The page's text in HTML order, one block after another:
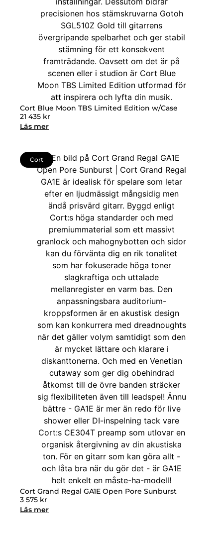
Cort Blue Moon TBS Limited Edition w/Case
21 435 kr
Läs mer
Cort
Cort Grand Regal GA1E Open Pore Sunburst
3 575 kr
Läs mer